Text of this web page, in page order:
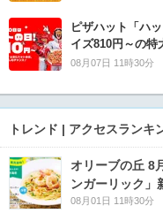
ピザハット「ハ
イズ810円～の特
08月07日 11時30分
トレンド | アクセスランキ
オリーブの丘 8
ンガーリック」
08月01日 11時30分